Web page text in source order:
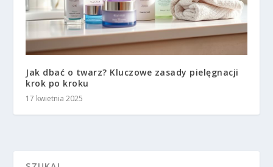
Jak dbać o twarz? Kluczowe zasady pielęgnacji
krok po kroku
17 kwietnia 2025